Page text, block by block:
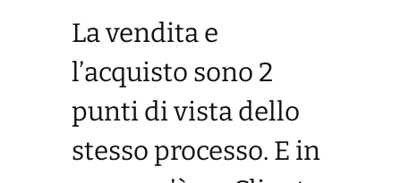
La vendita e
l’acquisto sono 2
punti di vista dello
stesso processo. E in